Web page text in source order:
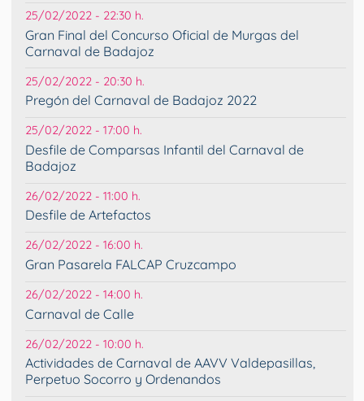
25/02/2022 - 22:30 h.
Gran Final del Concurso Oficial de Murgas del
Carnaval de Badajoz
25/02/2022 - 20:30 h.
Pregón del Carnaval de Badajoz 2022
25/02/2022 - 17:00 h.
Desfile de Comparsas Infantil del Carnaval de
Badajoz
26/02/2022 - 11:00 h.
Desfile de Artefactos
26/02/2022 - 16:00 h.
Gran Pasarela FALCAP Cruzcampo
26/02/2022 - 14:00 h.
Carnaval de Calle
26/02/2022 - 10:00 h.
Actividades de Carnaval de AAVV Valdepasillas,
Perpetuo Socorro y Ordenandos